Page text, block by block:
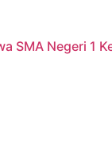
SMA Negeri 1